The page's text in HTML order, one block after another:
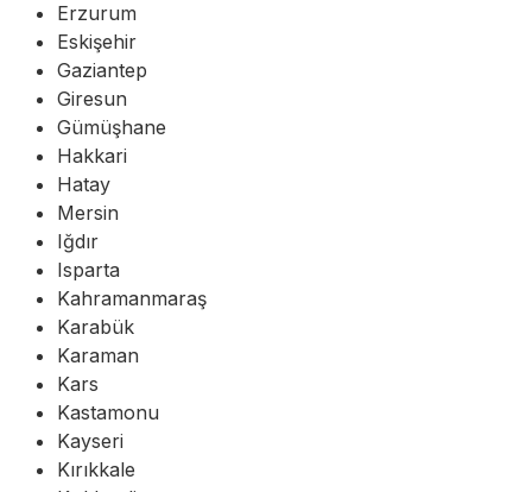
Erzurum
Eskişehir
Gaziantep
Giresun
Gümüşhane
Hakkari
Hatay
Mersin
Iğdır
Isparta
Kahramanmaraş
Karabük
Karaman
Kars
Kastamonu
Kayseri
Kırıkkale